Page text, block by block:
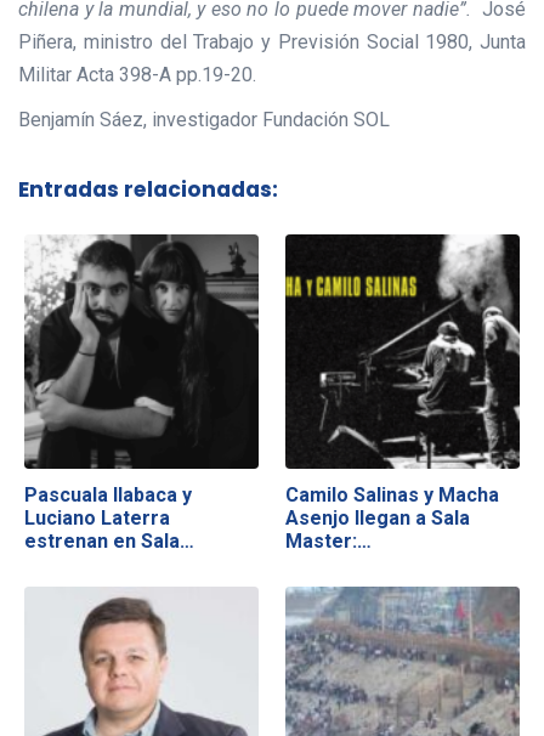
chilena y la mundial, y eso no lo puede mover nadie”. José
Piñera, ministro del Trabajo y Previsión Social 1980, Junta
Militar Acta 398-A pp.19-20.
Benjamín Sáez, investigador Fundación SOL
Entradas relacionadas:
Pascuala Ilabaca y
Luciano Laterra
estrenan en Sala…
Camilo Salinas y Macha
Asenjo llegan a Sala
Master:…